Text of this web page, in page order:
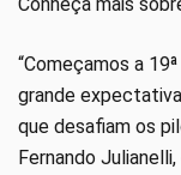
“Começamos a
grande
que desafiam os
Fernando